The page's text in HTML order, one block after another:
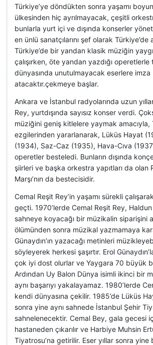
Türkiye’ye döndükten sonra yaşamı
ülkesinden hiç ayrılmayacak, çeşitli
bunlarla yurt içi ve dışında konserler
en ünlü sanatçılarını şef olarak
Türkiye’de bir yandan klasik müziğin
çalışırken, öte yandan yazdığı
dünyasında unutulmayacak eserlere imza
atacaktır.çekmeye başlar.
Ankara ve İstanbul radyolarında uzun
Rey, yurtdışında sayısız konser verdi.
müziğini geniş kitlelere yaymak
ezgilerinden yararlanarak, Lüküs Hayat
(1934), Saz-Caz (1935), Hava-Cıva
operetler besteledi. Bunların dışında
şiirleri ve başka orkestra yapıtları da olan
Marşı’nın da bestecisidir.
Cemal Reşit Rey’in yaşamı sürekli
geçti. 1970’lerde Cemal Reşit Rey, Haldun
sahneye koyacağı bir müzikalin siparişini
ölümünden sonra müzikal yazmamaya
Günaydın’ın yazacağı metinleri
söyleyerek herkesi şaşırtır. Erol
çok iyi dost olurlar ve Yaygara 70 büyük
Ardından Uy Balon Dünya isimli ikinci bir
aynı başarıyı yakalayamaz. 1980’lerde
kendi dünyasına çekilir. 1985’de Lüküs
sonra yine aynı sahnede İstanbul Şehir
sahnelenecektir. Cemal Bey, gala gecesi
hastaneden çıkarılır ve Harbiye Muhsin
Tiyatrosu’na getirilir. Eser yıllar sonra yine